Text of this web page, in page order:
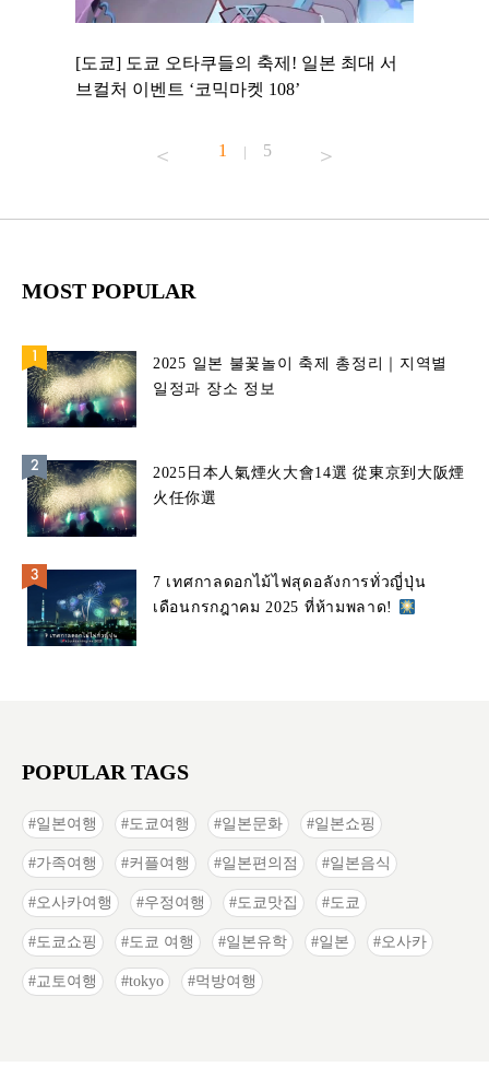
[도쿄] 도쿄 오타쿠들의 축제! 일본 최대 서
브컬처 이벤트 ‘코믹마켓 108’
1 | 5
MOST POPULAR
2025 일본 불꽃놀이 축제 총정리｜지역별
일정과 장소 정보
2025日本人氣煙火大會14選 從東京到大阪煙
火任你選
7 เทศกาลดอกไม้ไฟสุดอลังการทั่วญี่ปุ่น
เดือนกรกฎาคม 2025 ที่ห้ามพลาด!
POPULAR TAGS
일본여행 도쿄여행 일본문화 일본쇼핑
가족여행 커플여행 일본편의점 일본음식
오사카여행 우정여행 도쿄맛집 도쿄
도쿄쇼핑 도쿄 여행 일본유학 일본 오사카
교토여행 tokyo 먹방여행